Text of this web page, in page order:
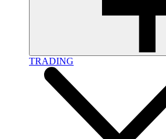
TRADING